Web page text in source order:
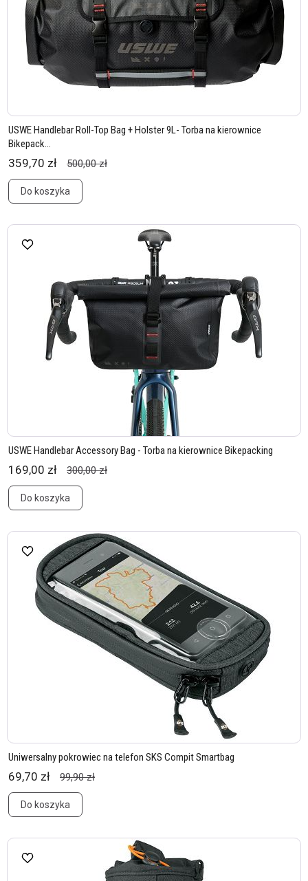
USWE Handlebar Roll-Top Bag + Holster 9L- Torba na kierownice
Bikepack...
359,70 zł 500,00 zł
Do koszyka
USWE Handlebar Accessory Bag - Torba na kierownice Bikepacking
169,00 zł 300,00 zł
Do koszyka
Uniwersalny pokrowiec na telefon SKS Compit Smartbag
69,70 zł 99,90 zł
Do koszyka